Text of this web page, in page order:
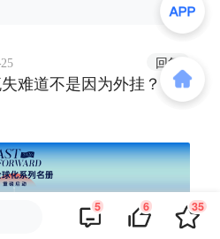
哈哈哈啊哈哈啊哈
哈哈哈啊哈哈哈啊
哈唉唉哈哈啊哈哈
哈哈啊哈哈哈啊哈
哈哈哈啊哈哈哈啊
哈唉唉哈哈啊哈哈
啊哈哈哈哈啊哈啊
哈哈啊哈哈哈啊哈啊哈哈哈
哈哈哈哈啊哈啊哈哈哈啊
哈哈啊哈哈唉唉哈哈啊哈
啊哈啊哈哈哈哈啊哈啊哈哈
哈啊哈啊哈哈哈哈啊哈啊
啊哈哈哈啊哈哈啊哈哈唉唉
哈哈哈啊哈啊哈哈哈哈啊
哈哈哈哈哈哈哈你好
回复
难道不是因为外挂？
5 6 35